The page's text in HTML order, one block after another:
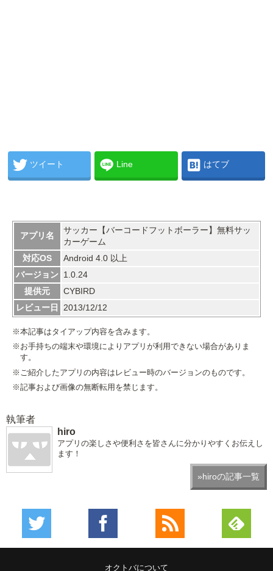
ツイート Line はてブ
アプリ名
サッカー【バーコードフットボーラー】無料サッ
カーゲーム
対応OS
Android 4.0 以上
バージョン
1.0.24
提供元
CYBIRD
レビュー日
2013/12/12
※本記事はタイアップ内容を含みます。
※お手持ちの端末や環境によりアプリが利用できない場合がありま
す。
※ご紹介したアプリの内容はレビュー時のバージョンのものです。
※記事および画像の無断転用を禁じます。
執筆者
hiro
アプリの楽しさや便利さを皆さんに分かりやすくお伝えし
ます！
»hiroの記事一覧
オクトバについて